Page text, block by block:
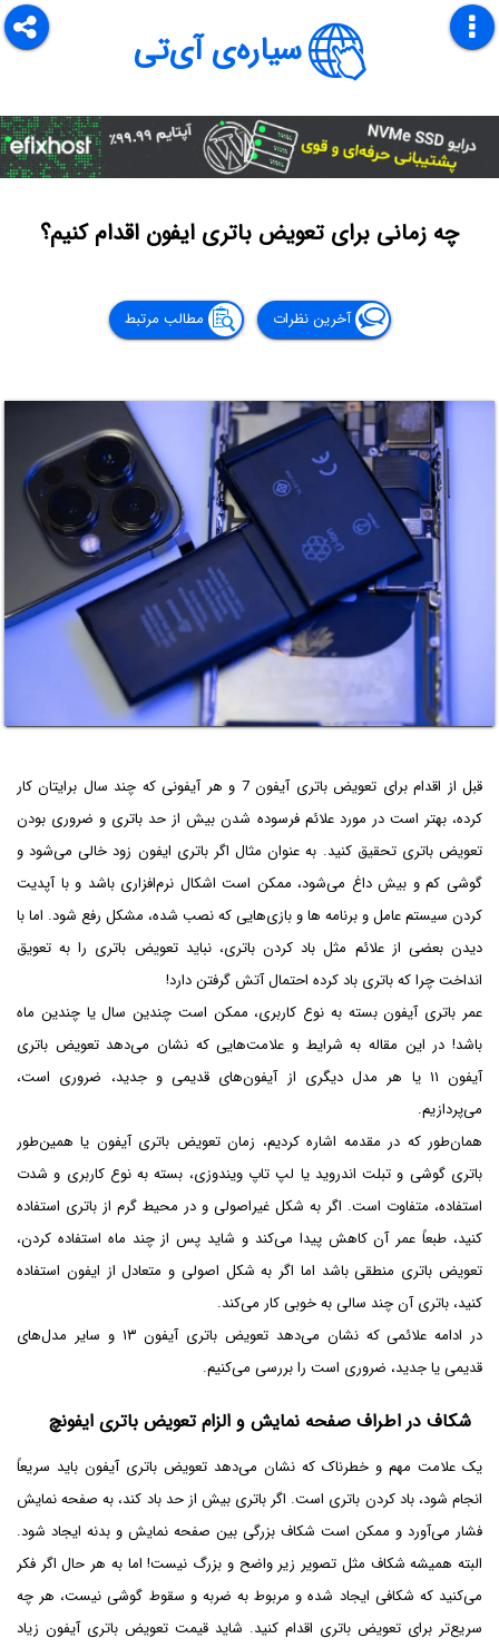
سیاره‌ی آی‌تی
چه زمانی برای تعویض باتری ایفون اقدام کنیم؟
آخرین نظرات مطالب مرتبط
قبل از اقدام برای تعویض باتری آیفون 7 و هر آیفونی که چند سال برایتان کار
کرده، بهتر است در مورد علائم فرسوده شدن بیش از حد باتری و ضروری بودن
تعویض باتری تحقیق کنید. به عنوان مثال اگر باتری ایفون زود خالی می‌شود و
گوشی کم و بیش داغ می‌شود، ممکن است اشکال نرم‌افزاری باشد و با آپدیت
کردن سیستم عامل و برنامه ها و بازی‌هایی که نصب شده، مشکل رفع شود. اما با
دیدن بعضی از علائم مثل باد کردن باتری، نباید تعویض باتری را به تعویق
انداخت چرا که باتری باد کرده احتمال آتش گرفتن دارد!
عمر باتری آیفون بسته به نوع کاربری، ممکن است چندین سال یا چندین ماه
باشد! در این مقاله به شرایط و علامت‌هایی که نشان می‌دهد تعویض باتری
آیفون ۱۱ یا هر مدل دیگری از آیفون‌های قدیمی و جدید، ضروری است،
می‌پردازیم.
همان‌طور که در مقدمه اشاره کردیم، زمان تعویض باتری آیفون یا همین‌طور
باتری گوشی و تبلت اندروید یا لپ تاپ ویندوزی، بسته به نوع کاربری و شدت
استفاده، متفاوت است. اگر به شکل غیراصولی و در محیط گرم از باتری استفاده
کنید، طبعاً عمر آن کاهش پیدا می‌کند و شاید پس از چند ماه استفاده کردن،
تعویض باتری منطقی باشد اما اگر به شکل اصولی و متعادل از ایفون استفاده
کنید، باتری آن چند سالی به خوبی کار می‌کند.
در ادامه علائمی که نشان می‌دهد تعویض باتری آیفون ۱۳ و سایر مدل‌های
قدیمی یا جدید، ضروری است را بررسی می‌کنیم.
شکاف در اطراف صفحه نمایش و الزام تعویض باتری ایفونچ
یک علامت مهم و خطرناک که نشان می‌دهد تعویض باتری آیفون باید سریعاً
انجام شود، باد کردن باتری است. اگر باتری بیش از حد باد کند، به صفحه نمایش
فشار می‌آورد و ممکن است شکاف بزرگی بین صفحه نمایش و بدنه ایجاد شود.
البته همیشه شکاف مثل تصویر زیر واضح و بزرگ نیست! اما به هر حال اگر فکر
می‌کنید که شکافی ایجاد شده و مربوط به ضربه و سقوط گوشی نیست، هر چه
سریع‌تر برای تعویض باتری اقدام کنید. شاید قیمت تعویض باتری آیفون زیاد